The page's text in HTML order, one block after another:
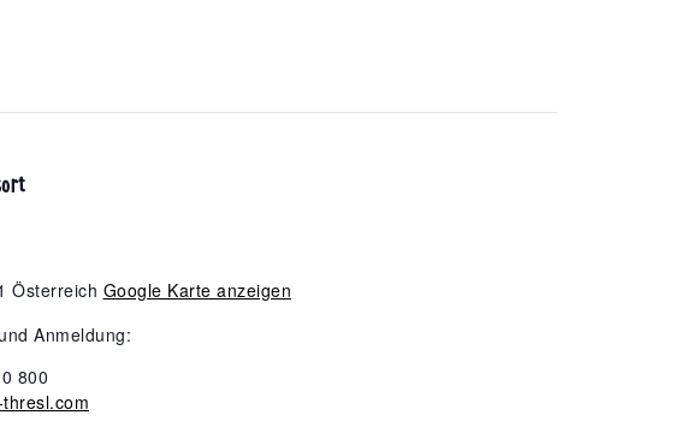
Österreich Google Karte anzeigen
Anmeldung:
800